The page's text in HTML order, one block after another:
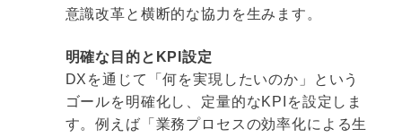
意識改革と横断的な協力を生みます。
明確な目的とKPI設定
DXを通じて「何を実現したいのか」という
ゴールを明確化し、定量的なKPIを設定しま
す。例えば「業務プロセスの効率化による生